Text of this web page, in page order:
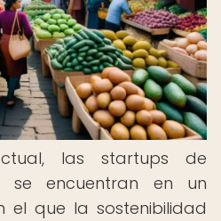
las startups de
se encuentran en un
el que la sostenibilidad